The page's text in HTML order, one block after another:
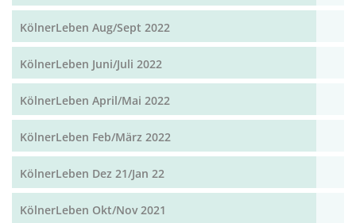
KölnerLeben Aug/Sept 2022
KölnerLeben Juni/Juli 2022
KölnerLeben April/Mai 2022
KölnerLeben Feb/März 2022
KölnerLeben Dez 21/Jan 22
KölnerLeben Okt/Nov 2021